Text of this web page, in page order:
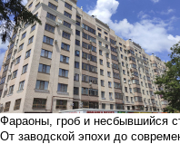
Фараоны, гроб и несбывшийся
От заводской эпохи до